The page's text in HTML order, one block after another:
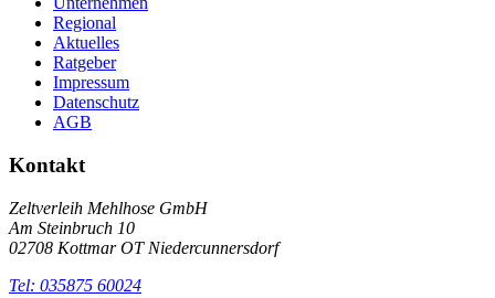
Regional
Aktuelles
Ratgeber
Impressum
Datenschutz
AGB
Kontakt
Zeltverleih Mehlhose GmbH
Am Steinbruch 10
02708 Kottmar OT Niedercunnersdorf
Tel: 035875 60024